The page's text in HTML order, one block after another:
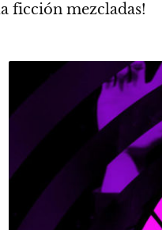
ficción mezcladas!